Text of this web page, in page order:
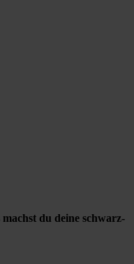
du deine schwarz-